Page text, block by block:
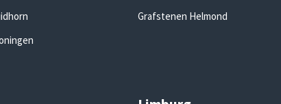
Grafstenen Helmond